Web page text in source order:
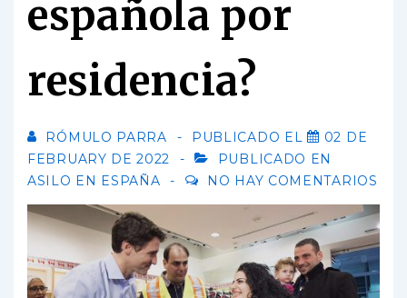
española por
residencia?
RÓMULO PARRA PUBLICADO EL
02 DE
FEBRUARY DE 2022
PUBLICADO EN
ASILO EN ESPAÑA
NO HAY COMENTARIOS